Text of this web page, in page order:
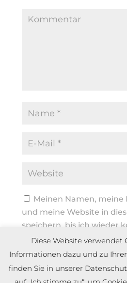
Meinen Namen, meine
und meine Website in
speichern, bis ich wieder
Diese Website verwendet
Informationen dazu und zu
finden Sie in unserer